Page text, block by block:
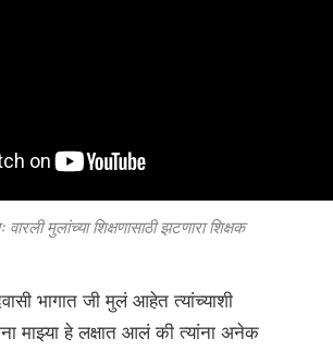
वारली मुलांच्या शिक्षणासाठी झटणारा शिक्षक
भागात जी मुलं आहेत त्यांच्याशी
माझ्या हे लक्षात आलं की त्यांना अनेक